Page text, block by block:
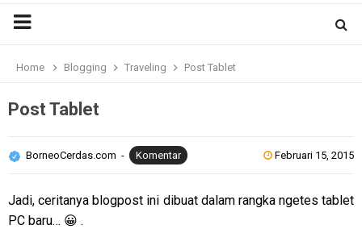
Home Blogging Traveling Post Tablet
Post Tablet
BorneoCerdas.com Februari 15, 2015
Komentar
Jadi, ceritanya blogpost ini dibuat dalam rangka ngetes tablet
PC baru… 😀 .